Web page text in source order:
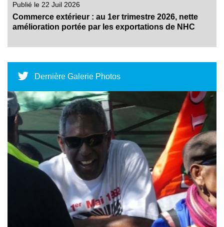
Publié le 22 Juil 2026
Commerce extérieur : au 1er trimestre 2026, nette
amélioration portée par les exportations de NHC
Dernière Galerie Photos